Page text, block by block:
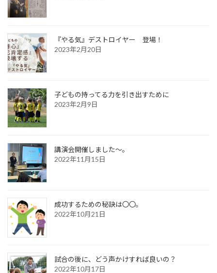
『やる気』デストロイヤー 登場！
2023年2月20日
子どもの持ってる力を引き出すために
2023年2月9日
講演会開催しました〜。
2022年11月15日
成功するための秘訣は〇〇。
2022年10月21日
試合の後に、どう声かけすれば良いの？
2022年10月17日